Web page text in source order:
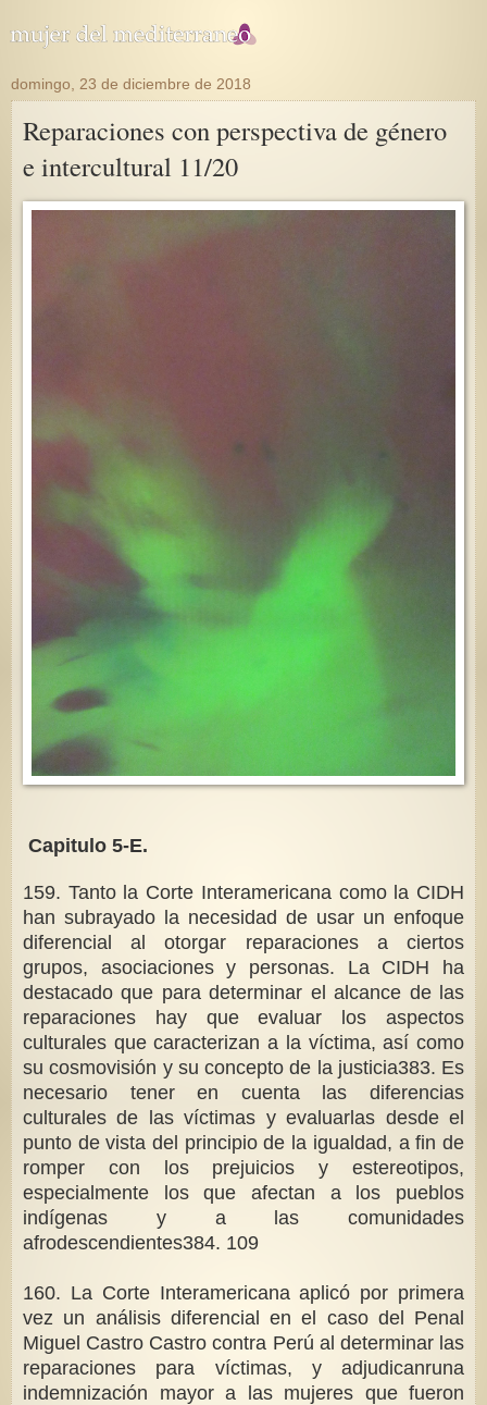
domingo, 23 de diciembre de 2018
Reparaciones con perspectiva de género
e intercultural 11/20
Capitulo 5-E.
159. Tanto la Corte Interamericana como la CIDH
han subrayado la necesidad de usar un enfoque
diferencial al otorgar reparaciones a ciertos
grupos, asociaciones y personas. La CIDH ha
destacado que para determinar el alcance de las
reparaciones hay que evaluar los aspectos
culturales que caracterizan a la víctima, así como
su cosmovisión y su concepto de la justicia383. Es
necesario tener en cuenta las diferencias
culturales de las víctimas y evaluarlas desde el
punto de vista del principio de la igualdad, a fin de
romper con los prejuicios y estereotipos,
especialmente los que afectan a los pueblos
indígenas y a las comunidades
afrodescendientes384. 109
160. La Corte Interamericana aplicó por primera
vez un análisis diferencial en el caso del Penal
Miguel Castro Castro contra Perú al determinar las
reparaciones para víctimas, y adjudicanruna
indemnización mayor a las mujeres que fueron